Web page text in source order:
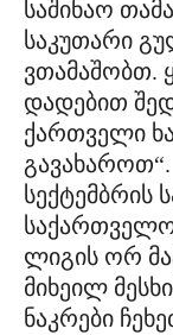
საშინაო
საკუთარი
ვთამაშობთ.
დადებით
ქართველი
გავახაროთ“.
სექტემბრის
ლიგის ორ
მიხეილ
ნაკრები